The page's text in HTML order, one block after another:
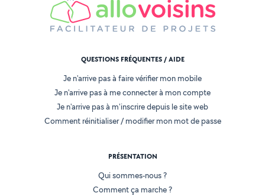
QUESTIONS FRÉQUENTES / AIDE
Je n'arrive pas à faire vérifier mon mobile
Je n'arrive pas à me connecter à mon compte
Je n'arrive pas à m'inscrire depuis le site web
Comment réinitialiser / modifier mon mot de passe
PRÉSENTATION
Qui sommes-nous ?
Comment ça marche ?